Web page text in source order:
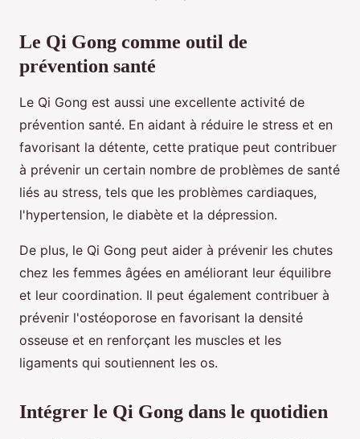
Le Qi Gong comme outil de
prévention santé
Le Qi Gong est aussi une excellente activité de
prévention santé. En aidant à réduire le stress et en
favorisant la détente, cette pratique peut contribuer
à prévenir un certain nombre de problèmes de santé
liés au stress, tels que les problèmes cardiaques,
l'hypertension, le diabète et la dépression.
De plus, le Qi Gong peut aider à prévenir les chutes
chez les femmes âgées en améliorant leur équilibre
et leur coordination. Il peut également contribuer à
prévenir l'ostéoporose en favorisant la densité
osseuse et en renforçant les muscles et les
ligaments qui soutiennent les os.
Intégrer le Qi Gong dans le quotidien